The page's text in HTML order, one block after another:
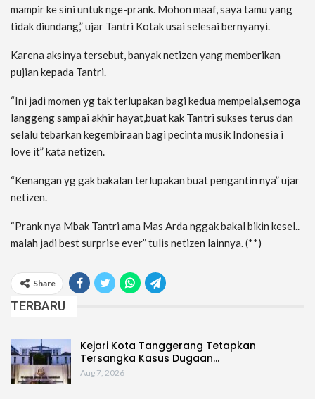
mampir ke sini untuk nge-prank. Mohon maaf, saya tamu yang
tidak diundang,” ujar Tantri Kotak usai selesai bernyanyi.
Karena aksinya tersebut, banyak netizen yang memberikan
pujian kepada Tantri.
“Ini jadi momen yg tak terlupakan bagi kedua mempelai,semoga
langgeng sampai akhir hayat,buat kak Tantri sukses terus dan
selalu tebarkan kegembiraan bagi pecinta musik Indonesia i
love it” kata netizen.
“Kenangan yg gak bakalan terlupakan buat pengantin nya” ujar
netizen.
“Prank nya Mbak Tantri ama Mas Arda nggak bakal bikin kesel..
malah jadi best surprise ever” tulis netizen lainnya. (**)
Share
TERBARU
Kejari Kota Tanggerang Tetapkan
Tersangka Kasus Dugaan…
Aug 7, 2026